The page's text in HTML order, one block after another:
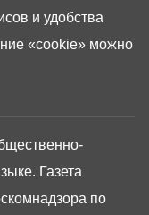
Газета
по
и удобства
«cookie» можно